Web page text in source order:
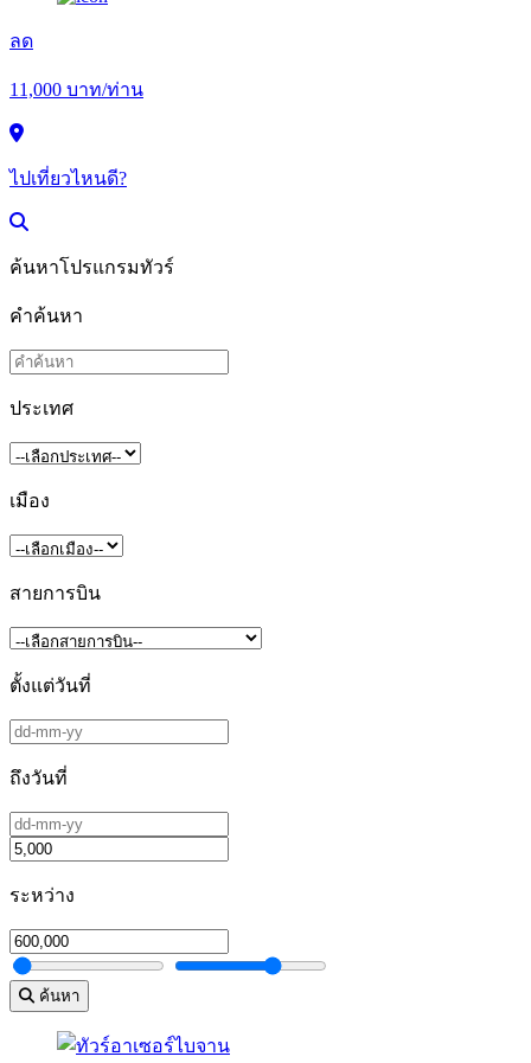
ลด
11,000 บาท/ท่าน
ไปเที่ยวไหนดี?
ค้นหาโปรแกรมทัวร์
คำค้นหา
ประเทศ
เมือง
สายการบิน
ตั้งแต่วันที่
ถึงวันที่
ระหว่าง
ค้นหา